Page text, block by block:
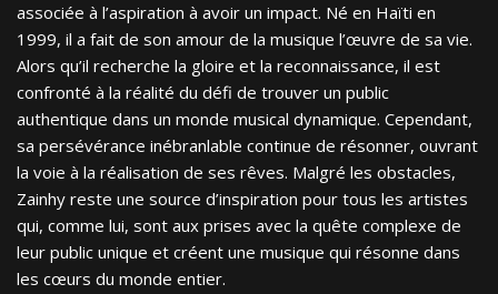
associée à l’aspiration à avoir un impact. Né en Haïti en
1999, il a fait de son amour de la musique l’œuvre de sa vie.
Alors qu’il recherche la gloire et la reconnaissance, il est
confronté à la réalité du défi de trouver un public
authentique dans un monde musical dynamique. Cependant,
sa persévérance inébranlable continue de résonner, ouvrant
la voie à la réalisation de ses rêves. Malgré les obstacles,
Zainhy reste une source d’inspiration pour tous les artistes
qui, comme lui, sont aux prises avec la quête complexe de
leur public unique et créent une musique qui résonne dans
les cœurs du monde entier.